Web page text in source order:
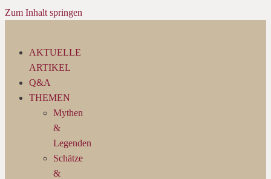
Zum Inhalt springen
AKTUELLE
ARTIKEL
Q&A
THEMEN
Mythen
&
Legenden
Schätze
&